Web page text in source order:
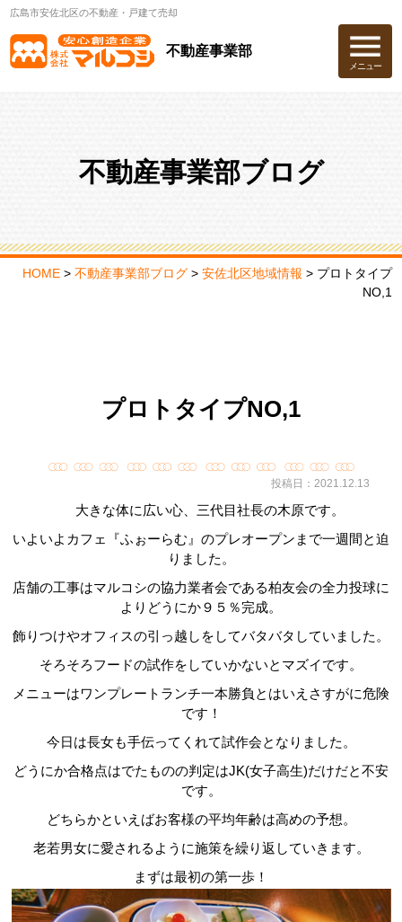
広島市安佐北区の不動産・戸建て売却
不動産事業部
メニュー
不動産事業部ブログ
HOME> 不動産事業部ブログ> 安佐北区地域情報 > プロトタイプ
NO,1
プロトタイプNO,1
投稿日：2021.12.13
大きな体に広い心、三代目社長の木原です。
いよいよカフェ『ふぉーらむ』のプレオープンまで一週間と迫
りました。
店舗の工事はマルコシの協力業者会である柏友会の全力投球に
よりどうにか９５％完成。
飾りつけやオフィスの引っ越しをしてバタバタしていました。
そろそろフードの試作をしていかないとマズイです。
メニューはワンプレートランチ一本勝負とはいえさすがに危険
です！
今日は長女も手伝ってくれて試作会となりました。
どうにか合格点はでたものの判定はJK(女子高生)だけだと不安
です。
どちらかといえばお客様の平均年齢は高めの予想。
老若男女に愛されるように施策を繰り返していきます。
まずは最初の第一歩！